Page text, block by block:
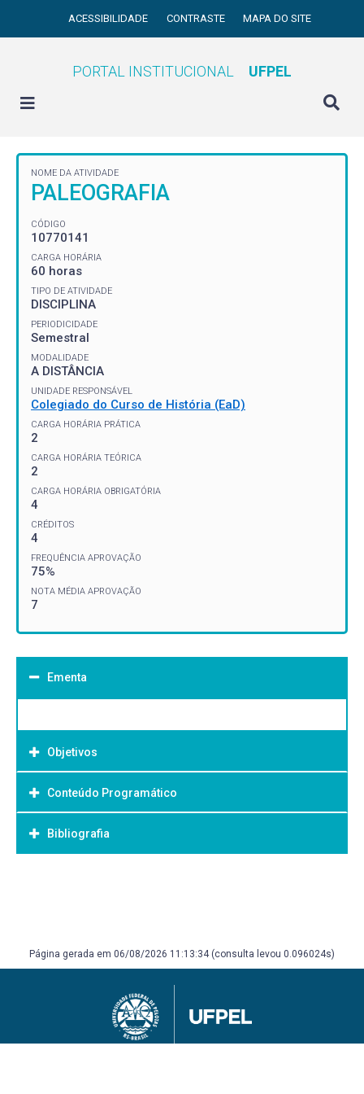
ACESSIBILIDADE CONTRASTE MAPA DO SITE
PORTAL INSTITUCIONAL UFPEL
NOME DA ATIVIDADE
PALEOGRAFIA
CÓDIGO
10770141
CARGA HORÁRIA
60 horas
TIPO DE ATIVIDADE
DISCIPLINA
PERIODICIDADE
Semestral
MODALIDADE
A DISTÂNCIA
UNIDADE RESPONSÁVEL
Colegiado do Curso de História (EaD)
CARGA HORÁRIA PRÁTICA
2
CARGA HORÁRIA TEÓRICA
2
CARGA HORÁRIA OBRIGATÓRIA
4
CRÉDITOS
4
FREQUÊNCIA APROVAÇÃO
75%
NOTA MÉDIA APROVAÇÃO
7
Ementa
Objetivos
Objetivo Geral:
Conteúdo Programático
Bibliografia
Página gerada em 06/08/2026 11:13:34 (consulta levou 0.096024s)